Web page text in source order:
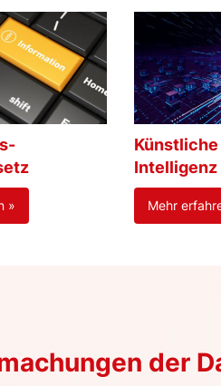
»
Künstliche
Intelligenz
Mehr
der